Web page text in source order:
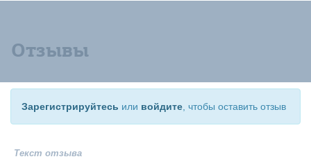
Отзывы
Зарегистрируйтесь или войдите , чтобы оставить отзыв
Текст отзыва